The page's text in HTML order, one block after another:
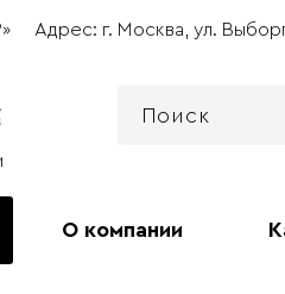
Адрес: г. Москва, ул.
О компании